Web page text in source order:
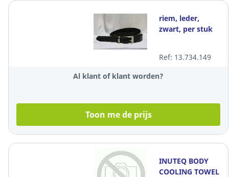
riem, leder,
zwart, per stuk
Ref: 13.734.149
Al klant of klant worden?
Toon me de prijs
INUTEQ BODY
COOLING TOWEL